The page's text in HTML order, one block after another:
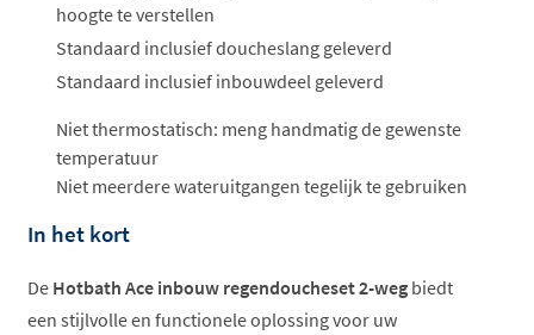
hoogte te verstellen
Standaard inclusief doucheslang geleverd
Standaard inclusief inbouwdeel geleverd
Niet thermostatisch: meng handmatig de gewenste
temperatuur
Niet meerdere wateruitgangen tegelijk te gebruiken
In het kort
De Hotbath Ace inbouw regendoucheset 2-weg biedt
een stijlvolle en functionele oplossing voor uw